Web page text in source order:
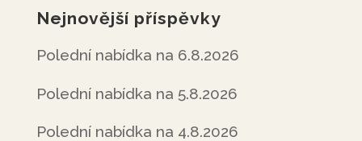
Nejnovější příspěvky
Polední nabídka na 6.8.2026
Polední nabídka na 5.8.2026
Polední nabídka na 4.8.2026